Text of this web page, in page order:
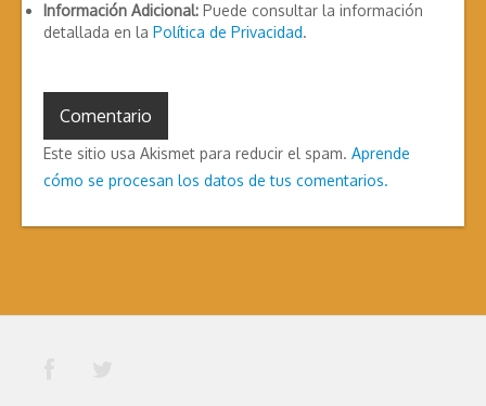
Información Adicional: Puede consultar la información
detallada en la Política de Privacidad.
Este sitio usa Akismet para reducir el spam. Aprende
cómo se procesan los datos de tus comentarios.